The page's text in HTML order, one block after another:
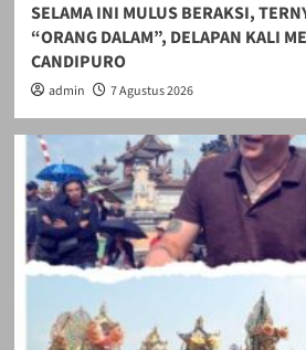
SELAMA INI MULUS BERAKSI,
“ORANG DALAM”, DELAPAN KALI
CANDIPURO
admin 7 Agustus 2026